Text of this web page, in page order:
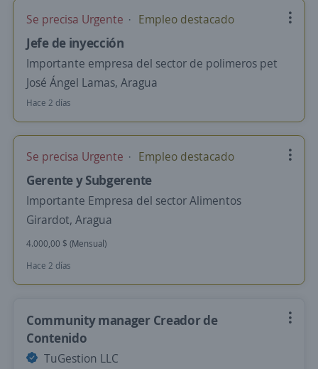
Se precisa Urgente Empleo destacado
Jefe de inyección
Importante empresa del sector de polimeros pet
José Ángel Lamas, Aragua
Hace 2 días
Se precisa Urgente Empleo destacado
Gerente y Subgerente
Importante Empresa del sector Alimentos
Girardot, Aragua
4.000,00 $ (Mensual)
Hace 2 días
Community manager Creador de
Contenido
TuGestion LLC